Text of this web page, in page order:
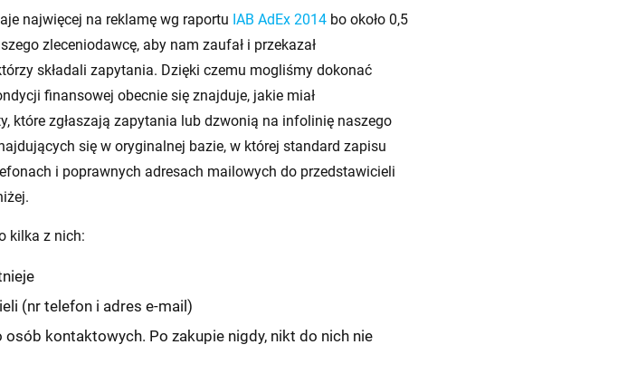
najwięcej na reklamę wg raportu IAB AdEx 2014 bo około 0,5
zleceniodawcę, aby nam zaufał i przekazał
składali zapytania. Dzięki czemu mogliśmy dokonać
finansowej obecnie się znajduje, jakie miał
które zgłaszają zapytania lub dzwonią na infolinię naszego
się w oryginalnej bazie, w której standard zapisu
i poprawnych adresach mailowych do przedstawicieli
kilka z nich:
(nr telefon i adres e-mail)
kontaktowych. Po zakupie nigdy, nikt do nich nie